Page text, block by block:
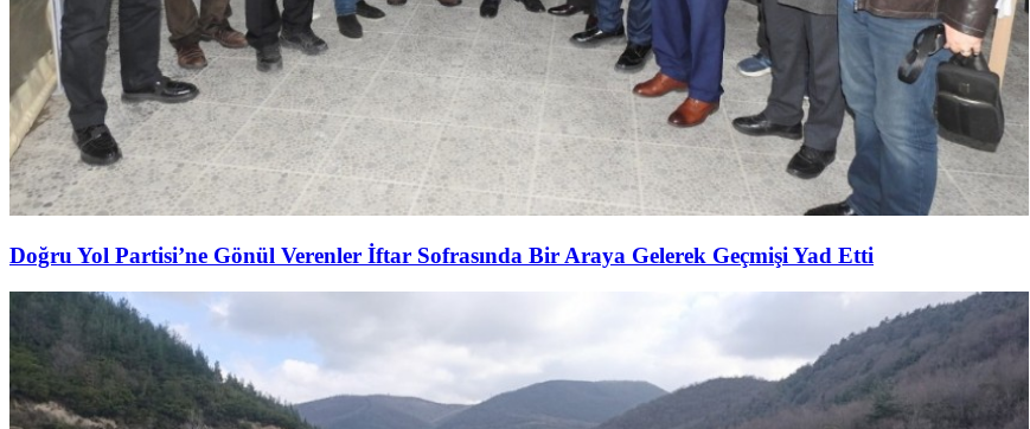
Doğru Yol Partisi’ne Gönül Verenler İftar Sofrasında Bir Araya Gelerek Geçmişi Yad Etti